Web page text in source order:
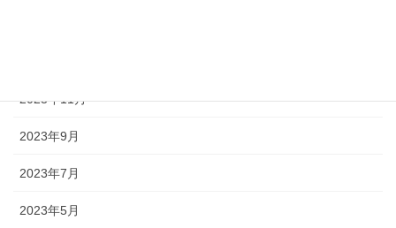
2023年11月
2023年9月
2023年7月
2023年5月